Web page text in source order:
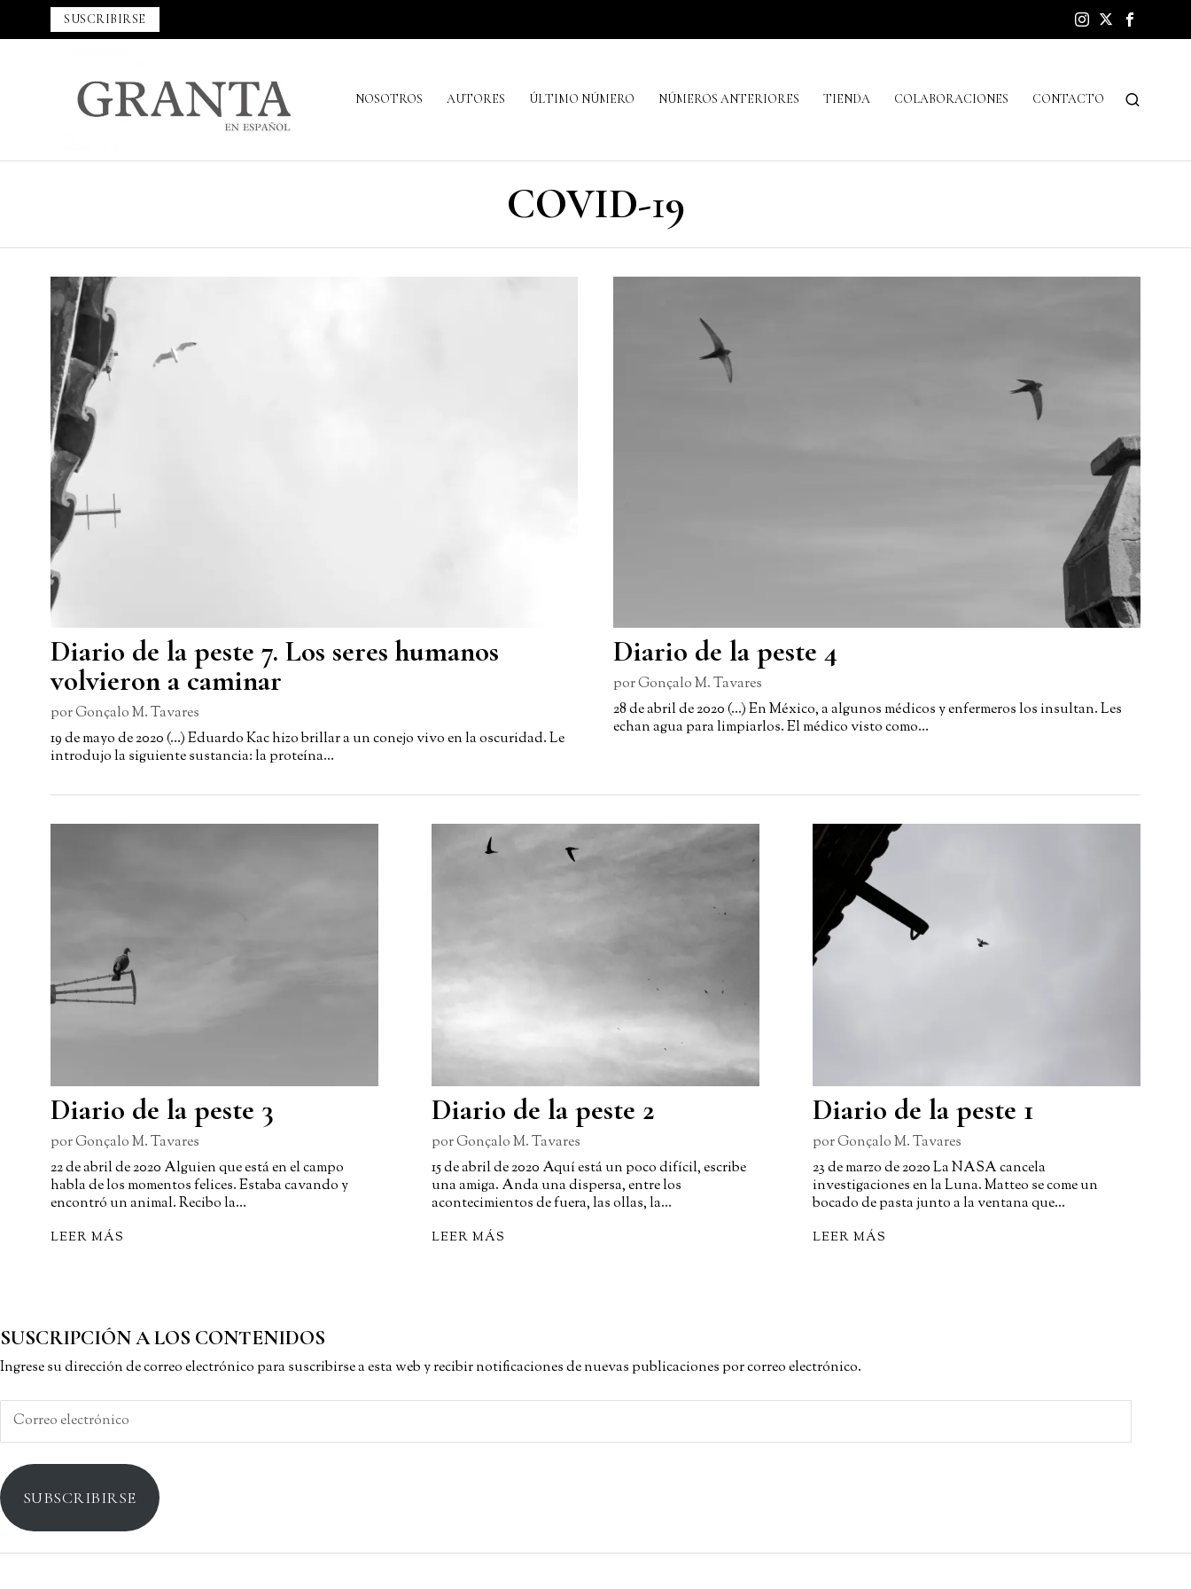
SUSCRIBIRSE
NOSOTROS AUTORES ÚLTIMO NÚMERO NÚMEROS ANTERIORES TIENDA COLABORACIONES CONTACTO
COVID-19
Diario de la peste 7. Los seres humanos
volvieron a caminar
porGonçalo M. Tavares
19 de mayo de 2020 (…) Eduardo Kac hizo brillar a un conejo vivo en la oscuridad. Le
introdujo la siguiente sustancia: la proteína…
Diario de la peste 4
porGonçalo M. Tavares
28 de abril de 2020 (…) En México, a algunos médicos y enfermeros los insultan. Les
echan agua para limpiarlos. El médico visto como…
Diario de la peste 3
porGonçalo M. Tavares
22 de abril de 2020 Alguien que está en el campo
habla de los momentos felices. Estaba cavando y
encontró un animal. Recibo la…
LEER MÁS
Diario de la peste 2
porGonçalo M. Tavares
15 de abril de 2020 Aquí está un poco difícil, escribe
una amiga. Anda una dispersa, entre los
acontecimientos de fuera, las ollas, la…
LEER MÁS
Diario de la peste 1
porGonçalo M. Tavares
23 de marzo de 2020 La NASA cancela
investigaciones en la Luna. Matteo se come un
bocado de pasta junto a la ventana que…
LEER MÁS
SUSCRIPCIÓN A LOS CONTENIDOS
Ingrese su dirección de correo electrónico para suscribirse a esta web y recibir notificaciones de nuevas publicaciones por correo electrónico.
Correo
electrónico
SUBSCRIBIRSE